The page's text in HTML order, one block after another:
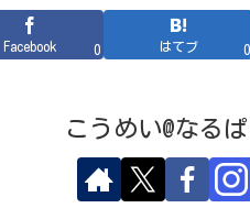
Facebook 0 はてブ 0
こうめい@なる